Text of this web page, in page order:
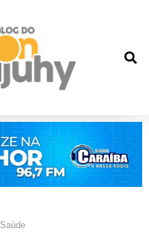
Saúde